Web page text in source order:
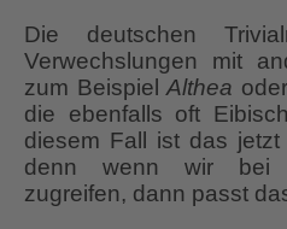
Die deutschen
Verwechslungen mit
zum BeispielAlthea
die ebenfalls oft
diesem Fall ist das
denn wenn wir bei
zugreifen, dann passt